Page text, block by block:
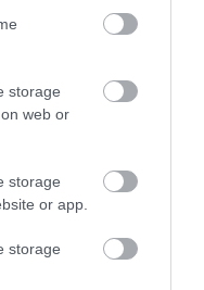
storage
web or
storage
or app.
storage
érdemes megbeszélni,
jelek előzték meg.
hanem a valódi
a másikat a saját